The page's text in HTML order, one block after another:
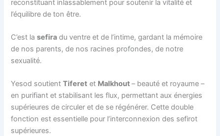
reconstituant inlassablement pour soutenir la vitalité et
l’équilibre de ton être.
C’est lasefira du ventre et de l’intime, gardant la mémoire
de nos parents, de nos racines profondes, de notre
sexualité.
Yesod soutientTiferet et Malkhout– beauté et royaume –
en purifiant et stabilisant les flux, permettant aux énergies
supérieures de circuler et de se régénérer. Cette double
fonction est essentielle pour l’interconnexion des sefirot
supérieures.